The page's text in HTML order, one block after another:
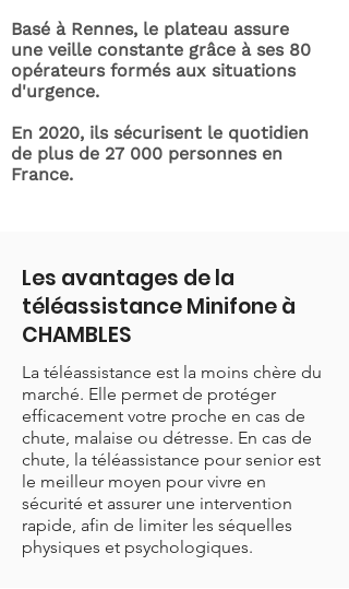
Basé à Rennes, le plateau assure
une veille constante grâce à ses 80
opérateurs formés aux situations
d'urgence.
En 2020, ils sécurisent le quotidien
de plus de 27 000 personnes en
France.
Les avantages de la
téléassistance Minifone à
CHAMBLES
La téléassistance est la moins chère du
marché. Elle permet de protéger
efficacement votre proche en cas de
chute, malaise ou détresse. En cas de
chute, la téléassistance pour senior est
le meilleur moyen pour vivre en
sécurité et assurer une intervention
rapide, afin de limiter les séquelles
physiques et psychologiques.